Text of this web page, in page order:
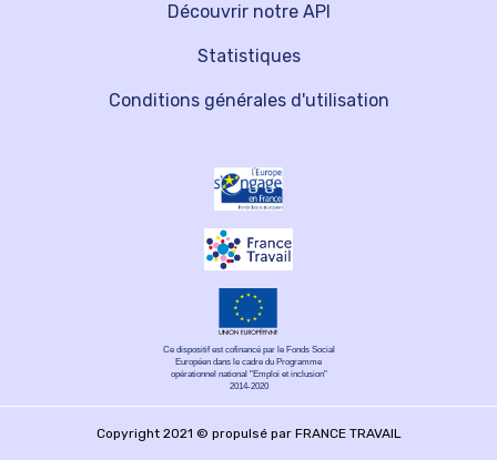
Découvrir notre API
Statistiques
Conditions générales d'utilisation
Ce dispositif est cofinancé par le Fonds Social
Européen dans le cadre du Programme
opérationnel national "Emploi et inclusion"
2014-2020
Copyright 2021 © propulsé par FRANCE TRAVAIL